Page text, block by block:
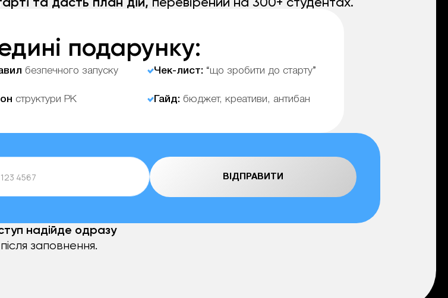
та дасть план дій, перевірений на 300+ студентах.
подарунку:
безпечного запуску Чек-лист: “що зробити до старту”
структури РК Гайд: бюджет, креативи, антибан
надійде одразу
після заповнення.